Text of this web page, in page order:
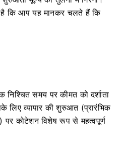
कि आप यह मानकर चलते हैं कि
निश्चित समय पर कीमत को दर्शाता
लिए व्यापार की शुरुआत (प्रारंभिक
पर कोटेशन विशेष रूप से महत्वपूर्ण